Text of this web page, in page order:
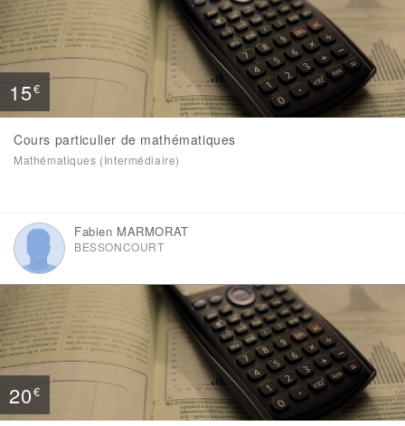
15€
Cours particulier de mathématiques
Mathématiques (Intermédiaire)
Fabien MARMORAT
BESSONCOURT
20€